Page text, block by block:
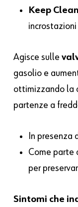
Keep Clean
incrostazioni
Agisce sulle
gasolio e
ottimizzando la
partenze a
In presenza
Come parte
per
Sintomi che